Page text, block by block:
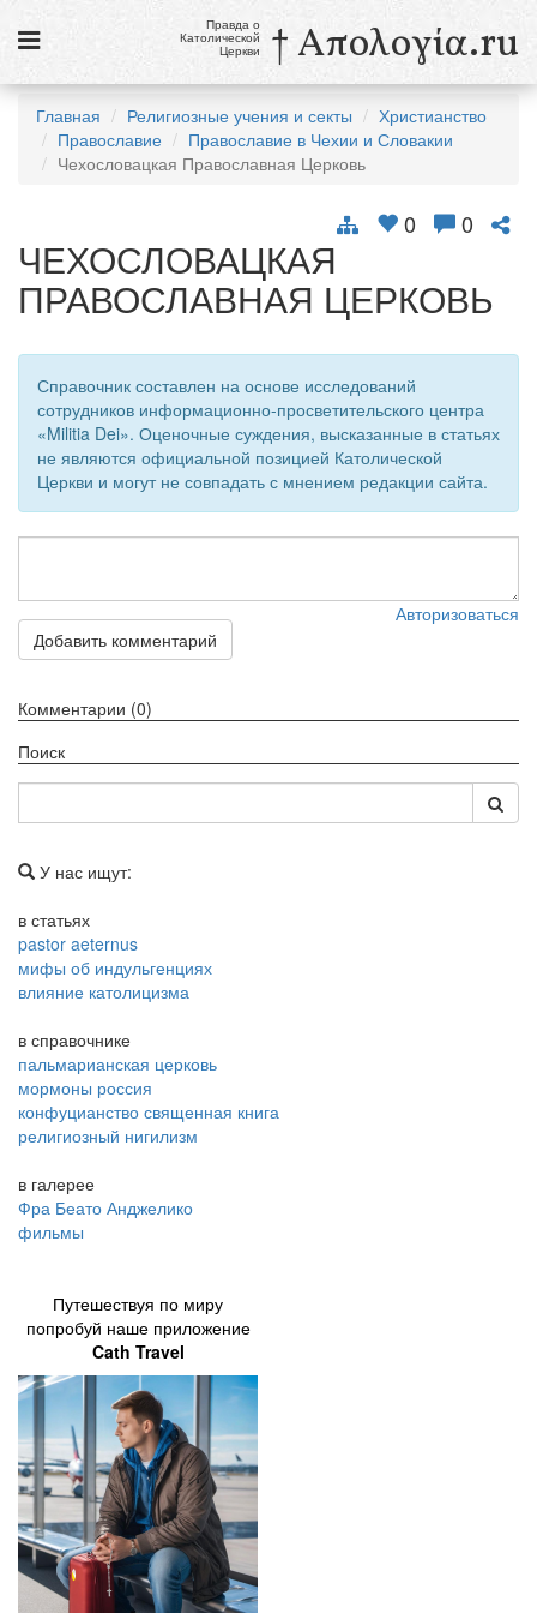
Новости
Галерея
Викторины
Религиозные учения и секты, справочник
9 августа
Св. Тереза Бенедикта Креста, дева и мученица
см. календарь
mail@apologia.ru
Отправить сообщение
Вход
Правда о
Католической
Церкви † Απολογία.ru
Главная Религиозные учения и секты
Христианство
Православие
Православие в Чехии и Словакии
Чехословацкая Православная Церковь
0 0
ЧЕХОСЛОВАЦКАЯ
ПРАВОСЛАВНАЯ ЦЕРКОВЬ
Справочник составлен на основе исследований
сотрудников информационно-просветительского центра
«Militia Dei». Оценочные суждения, высказанные в статьях
не являются официальной позицией Католической
Церкви и могут не совпадать с мнением редакции сайта.
Авторизоваться
Добавить комментарий
Комментарии (0)
Поиск
У нас ищут:
в статьях
pastor aeternus
мифы об индульгенциях
влияние католицизма
в справочнике
пальмарианская церковь
мормоны россия
конфуцианство священная книга
религиозный нигилизм
в галерее
Фра Беато Анджелико
фильмы
Путешествуя по миру
попробуй наше приложение
Cath Travel